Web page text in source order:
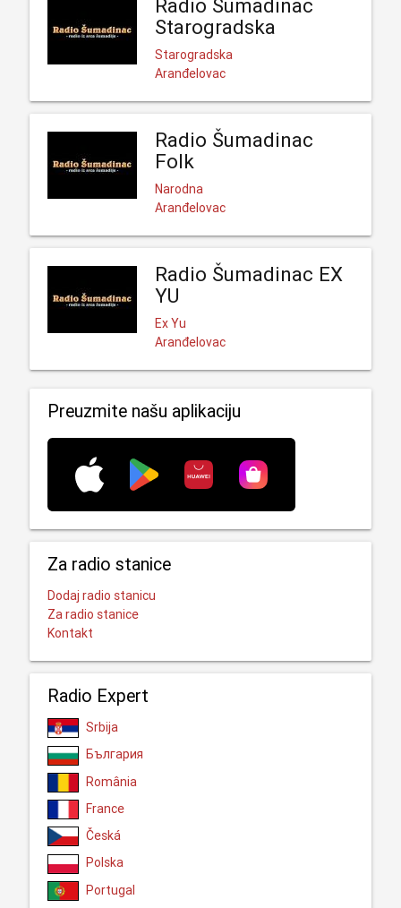
Radio Šumadinac
Starogradska
Starogradska
Aranđelovac
Radio Šumadinac
Folk
Narodna
Aranđelovac
Radio Šumadinac EX
YU
Ex Yu
Aranđelovac
Preuzmite našu aplikaciju
Za radio stanice
Dodaj radio stanicu
Za radio stanice
Kontakt
Radio Expert
Srbija
България
România
France
Česká
Polska
Portugal